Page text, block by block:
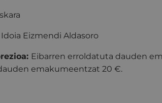
Idoia Eizmendi Aldasoro
Eibarren erroldatuta dauden
emakumeentzat 20 €.